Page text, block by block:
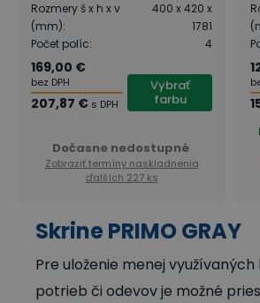
Rozmery š x h x v
(mm):
400 x 420 x
1781
Počet políc: 4
169,00 €
bez DPH
207,87 € s DPH
Vybrať
farbu
Dočasne nedostupné
Zobraziť termíny naskladnenia
ďalších 227 ks
Skrine PRIMO GRAY
Pre uloženie menej
potrieb či odevov je možné